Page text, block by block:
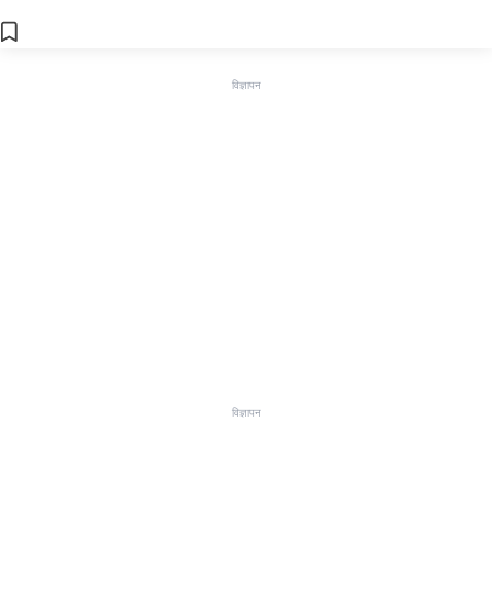
विज्ञापन
विज्ञापन